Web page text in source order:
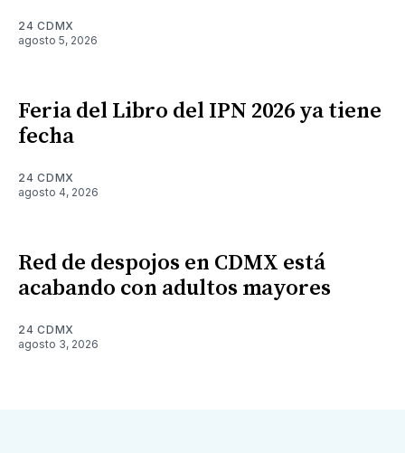
24 CDMX
agosto 5, 2026
Feria del Libro del IPN 2026 ya tiene
fecha
24 CDMX
agosto 4, 2026
Red de despojos en CDMX está
acabando con adultos mayores
24 CDMX
agosto 3, 2026